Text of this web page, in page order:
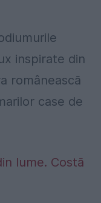
inspirate din
românească
case de